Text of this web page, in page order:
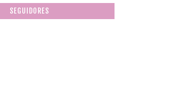
SEGUIDORES